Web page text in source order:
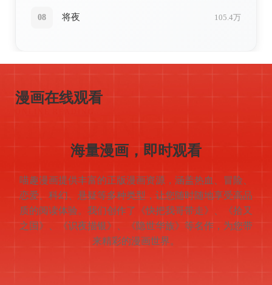
08 将夜 105.4万
ONLINE
READING
漫画在线观看
海量漫画，即时观看
喵趣漫画提供丰富的正版漫画资源，涵盖热血、冒险、
恋爱、科幻、悬疑等多种类型，让您随时随地享受高品
质的阅读体验。我们创作了《快把我哥带走》、《拾又
之国》、《识夜描银》、《隐世华族》等名作，为您带
来精彩的漫画世界。